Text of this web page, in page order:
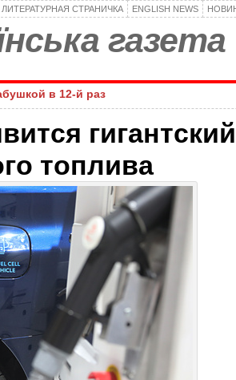
ЛИТЕРАТУРНАЯ СТРАНИЧКА ENGLISH NEWS
газета
в 12-й раз
топлива